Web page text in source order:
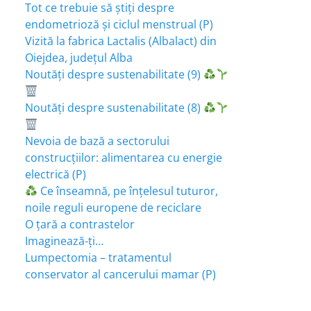
Tot ce trebuie să știți despre
endometrioză și ciclul menstrual (P)
Vizită la fabrica Lactalis (Albalact) din
Oiejdea, județul Alba
Noutăți despre sustenabilitate (9)
Noutăți despre sustenabilitate (8)
Nevoia de bază a sectorului
construcțiilor: alimentarea cu energie
electrică (P)
Ce înseamnă, pe înțelesul tuturor,
noile reguli europene de reciclare
O țară a contrastelor
Imaginează-ți…
Lumpectomia – tratamentul
conservator al cancerului mamar (P)